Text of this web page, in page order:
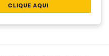
CLIQUE AQUI